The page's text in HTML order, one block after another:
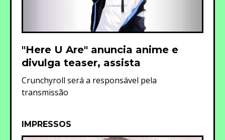
"Here U Are" anuncia anime e
divulga teaser, assista
Crunchyroll será a responsável pela
transmissão
IMPRESSOS